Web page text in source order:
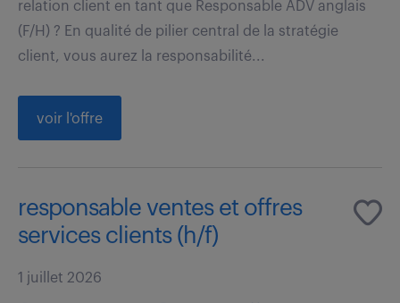
relation client en tant que Responsable ADV anglais
(F/H) ? En qualité de pilier central de la stratégie
client, vous aurez la responsabilité...
voir l'offre
responsable ventes et offres
services clients (h/f)
1 juillet 2026